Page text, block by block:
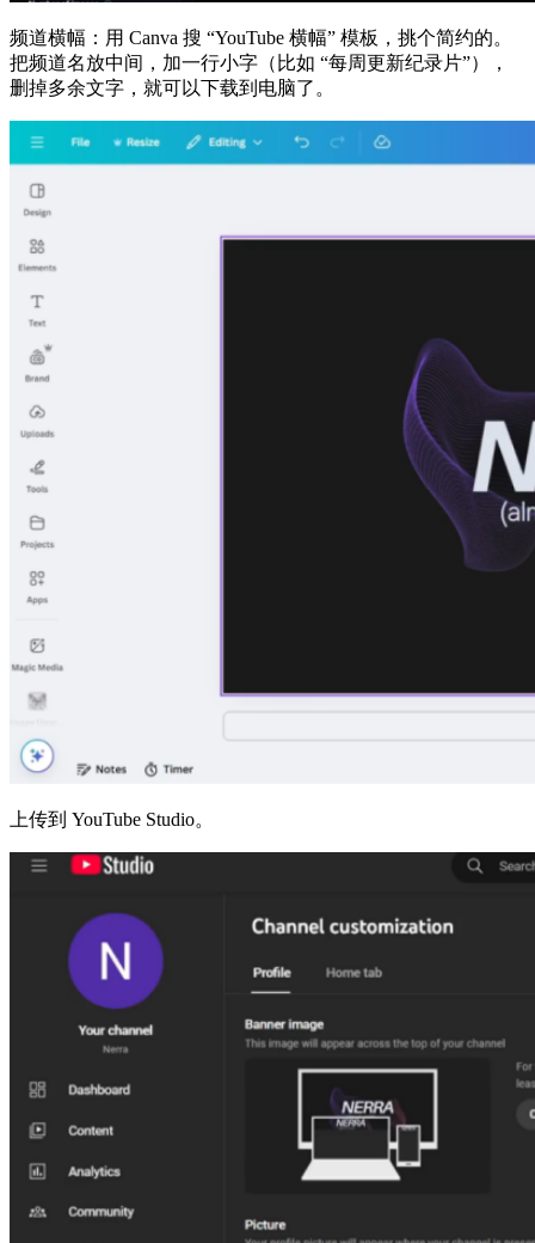
频道横幅：用 Canva 搜 “YouTube 横幅” 模板，挑个简约的。
把频道名放中间，加一行小字（比如 “每周更新纪录片”），
删掉多余文字，就可以下载到电脑了。
上传到 YouTube Studio。